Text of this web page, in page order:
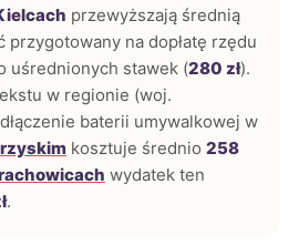
przewyższają średnią
przygotowany na dopłatę rzędu
uśrednionych stawek (280 zł).
w regionie (woj.
baterii umywalkowej w
kosztuje średnio 258
wydatek ten
.